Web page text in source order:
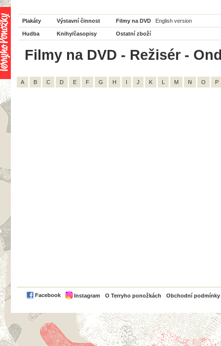
Plakáty Výstavní činnost Filmy na DVD English version
Hudba Knihy/časopisy Ostatní zboží
Filmy na DVD - Režisér -
A B C D E F G H I J K L M N O P
Facebook Instagram O Terryho ponožkách Obchodní podmínky
PayPal